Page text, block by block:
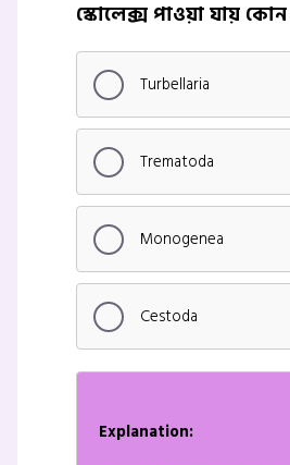
স্কোলেক্স পাওয়া যায় কোন
Turbellaria
Trematoda
Monogenea
Cestoda
Explanation: